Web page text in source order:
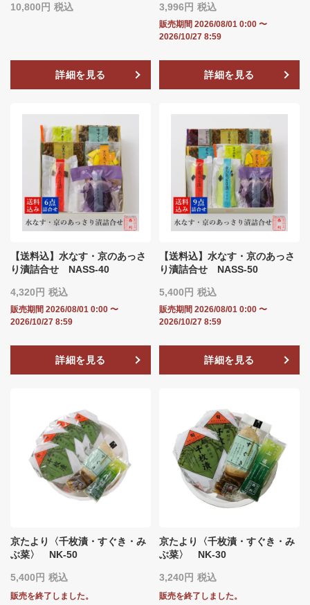
10,800 税込
詳細を見る
3,996 税込
販売期間 2026/08/01 0:00 〜
2026/10/27 8:59
詳細を見る
【送料込】水なす・京のあっさ
り漬詰合せ NASS-40
4,320 税込
販売期間 2026/08/01 0:00 〜
2026/10/27 8:59
詳細を見る
【送料込】水なす・京のあっさ
り漬詰合せ NASS-50
5,400 税込
販売期間 2026/08/01 0:00 〜
2026/10/27 8:59
詳細を見る
京たより〈千枚漬・すぐき・み
ぶ菜〉 NK-50
5,400 税込
販売を終了しました。
京たより〈千枚漬・すぐき・み
ぶ菜〉 NK-30
3,240 税込
販売を終了しました。